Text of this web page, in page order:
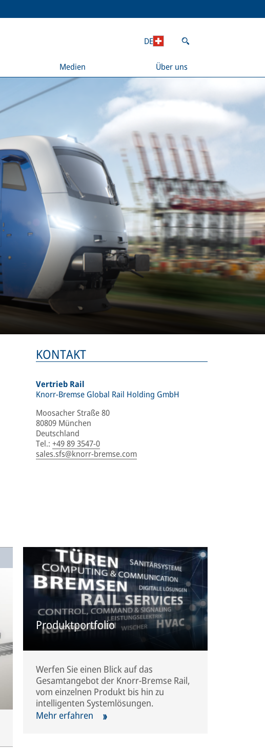
Medien Über uns
DE
KONTAKT
Vertrieb Rail
Knorr-Bremse Global Rail Holding GmbH
Moosacher Straße 80
80809 München
Deutschland
Tel.: +49 89 3547-0
sales.sfs@knorr-bremse.com
Produktportfolio
Werfen Sie einen Blick auf das
Gesamtangebot der Knorr-Bremse Rail,
vom einzelnen Produkt bis hin zu
intelligenten Systemlösungen.
Mehr erfahren